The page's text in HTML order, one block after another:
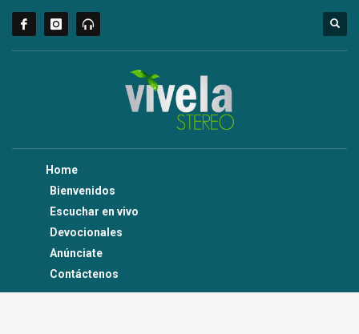
Home
Bienvenidos
Escuchar en vivo
Devocionales
Anúnciate
Contáctenos